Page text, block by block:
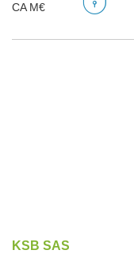
CA M€
KSB SAS